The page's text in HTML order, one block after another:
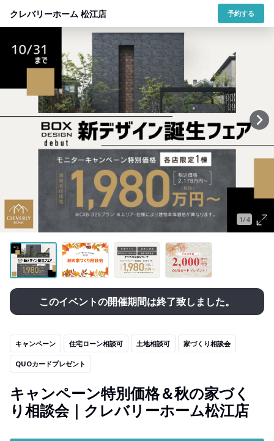
クレバリーホーム 松江店 予約する
1/4
このイベントの開催期間は終了致しました。
キャンペーン 住宅ローン相談可 土地相談可 家づくり相談会
QUOカードプレゼント
キャンペーン特別価格＆秋の家づく
り相談会｜クレバリーホーム松江店